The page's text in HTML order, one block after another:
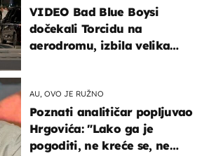
VIDEO Bad Blue Boysi
dočekali Torcidu na
aerodromu, izbila velika
AU, OVO JE RUŽNO
Poznati analitičar popljuvao
Hrgovića: "Lako ga je
pogoditi, ne kreće se, ne